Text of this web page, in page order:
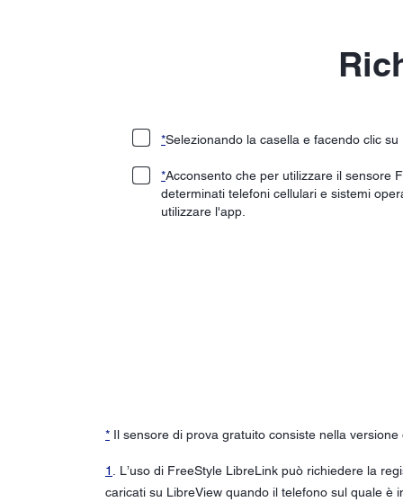
*Selezionando la casella e facendo clic
*Acconsento che per utilizzare il sensore
determinati telefoni cellulari e sistemi
utilizzare l'app.
* Il sensore di prova gratuito consiste nella
1
. L’uso di FreeStyle LibreLink può richiedere la
caricati su LibreView quando il telefono sul quale